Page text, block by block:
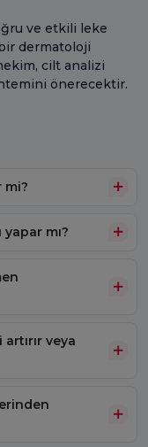
ve etkili leke
dermatoloji
cilt analizi
önerecektir.
mi?
mı?
veya